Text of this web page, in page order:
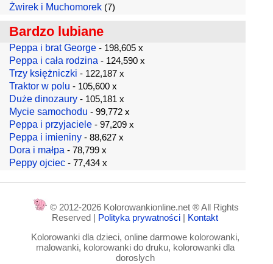
Żwirek i Muchomorek (7)
Bardzo lubiane
Peppa i brat George - 198,605 x
Peppa i cała rodzina - 124,590 x
Trzy księżniczki - 122,187 x
Traktor w polu - 105,600 x
Duże dinozaury - 105,181 x
Mycie samochodu - 99,772 x
Peppa i przyjaciele - 97,209 x
Peppa i imieniny - 88,627 x
Dora i małpa - 78,799 x
Peppy ojciec - 77,434 x
© 2012-2026 Kolorowankionline.net ® All Rights
Reserved | Polityka prywatności | Kontakt
Kolorowanki dla dzieci, online darmowe kolorowanki,
malowanki, kolorowanki do druku, kolorowanki dla
doroslych